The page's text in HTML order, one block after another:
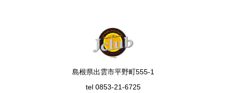
島根県出雲市平野町555-1
tel 0853-21-6725